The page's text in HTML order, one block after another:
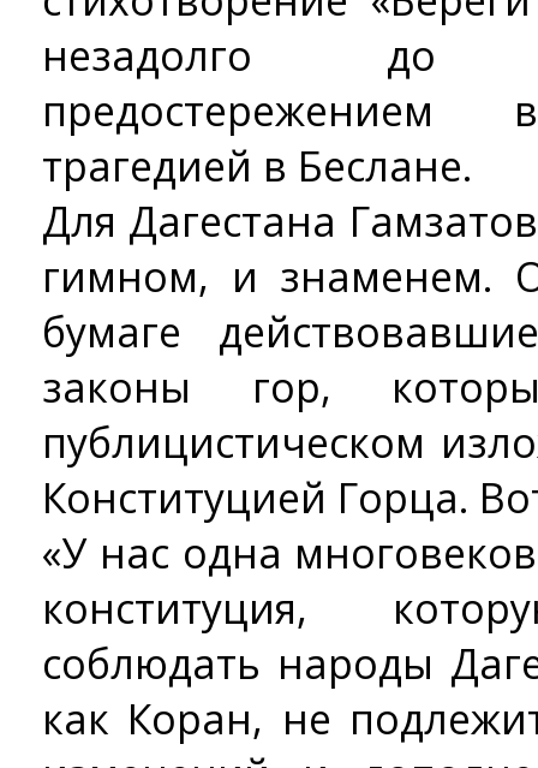
незадолго до
трагедией в Беслане.
Для Дагестана
гимном, и знаменем.
бумаге
законы гор,
публицистическом
Конституцией Горца.
«У нас одна
конституция,
соблюдать народы
как Коран, не